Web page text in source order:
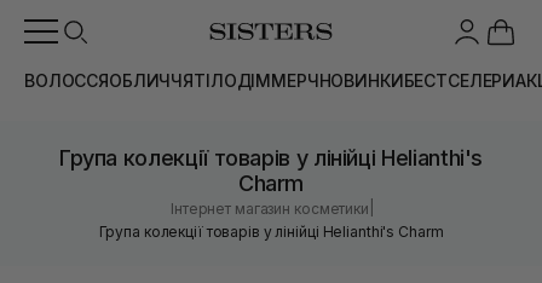
ВОЛОССЯОБЛИЧЧЯТІЛОДІММЕРЧНОВИНКИБЕСТСЕЛЕРИ
Група колекції товарів у лінійці Helianthi's
Charm
Інтернет магазин косметики
Група колекції товарів у лінійці Helianthi's Charm